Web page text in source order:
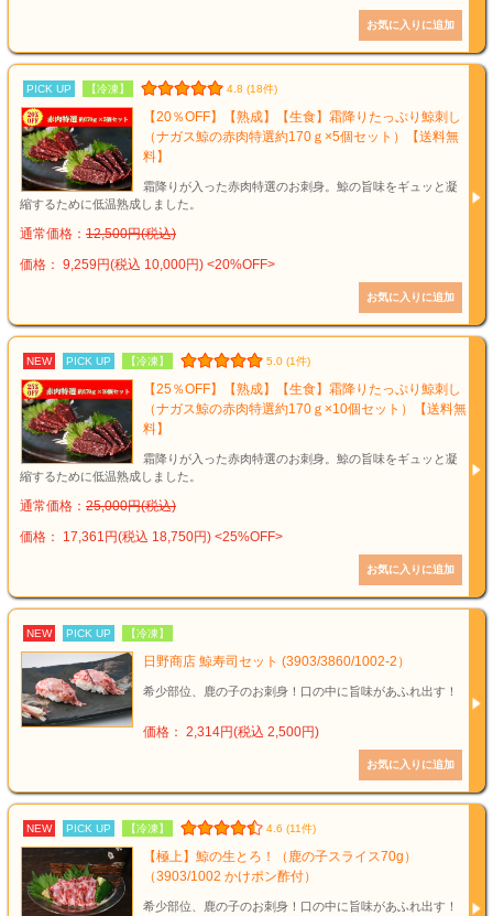
PICK UP 【冷凍】 4.8 (18件)
【20％OFF】【熟成】【生食】霜降りたっぷり鯨刺し
（ナガス鯨の赤肉特選約170ｇ×5個セット）【送料無
料】
霜降りが入った赤肉特選のお刺身。鯨の旨味をギュッと凝
縮するために低温熟成しました。
通常価格： 12,500円(税込)
価格： 9,259円(税込 10,000円) <20%OFF>
NEW PICK UP 【冷凍】 5.0 (1件)
【25％OFF】【熟成】【生食】霜降りたっぷり鯨刺し
（ナガス鯨の赤肉特選約170ｇ×10個セット）【送料無
料】
霜降りが入った赤肉特選のお刺身。鯨の旨味をギュッと凝
縮するために低温熟成しました。
通常価格： 25,000円(税込)
価格： 17,361円(税込 18,750円) <25%OFF>
NEW PICK UP 【冷凍】
日野商店 鯨寿司セット (3903/3860/1002-2）
希少部位、鹿の子のお刺身！口の中に旨味があふれ出す！
価格： 2,314円(税込 2,500円)
NEW PICK UP 【冷凍】 4.6 (11件)
【極上】鯨の生とろ！（鹿の子スライス70g）
（3903/1002 かけポン酢付）
希少部位、鹿の子のお刺身！口の中に旨味があふれ出す！